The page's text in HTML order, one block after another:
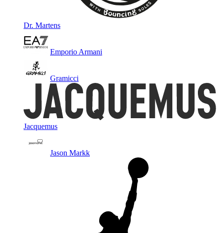
Dr. Martens
Emporio Armani
Gramicci
Jacquemus
Jason Markk